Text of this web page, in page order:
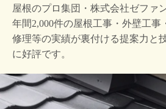
屋根のプロ集団・株式会社ゼファン
年間2,000件の屋根工事・外壁工事
修理等の実績が裏付ける提案力と
に好評です。